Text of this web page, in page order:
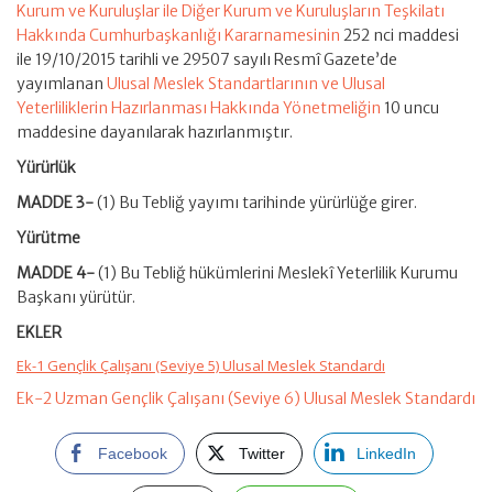
Kurum ve Kuruluşlar ile Diğer Kurum ve Kuruluşların Teşkilatı
Hakkında Cumhurbaşkanlığı Kararnamesinin 252 nci maddesi
ile 19/10/2015 tarihli ve 29507 sayılı Resmî Gazete’de
yayımlanan Ulusal Meslek Standartlarının ve Ulusal
Yeterliliklerin Hazırlanması Hakkında Yönetmeliğin 10 uncu
maddesine dayanılarak hazırlanmıştır.
Yürürlük
MADDE 3-(1) Bu Tebliğ yayımı tarihinde yürürlüğe girer.
Yürütme
MADDE 4-(1) Bu Tebliğ hükümlerini Meslekî Yeterlilik Kurumu
Başkanı yürütür.
EKLER
Ek-1 Gençlik Çalışanı (Seviye 5) Ulusal Meslek Standardı
Ek-2 Uzman Gençlik Çalışanı (Seviye 6) Ulusal Meslek Standardı
Facebook Twitter LinkedIn